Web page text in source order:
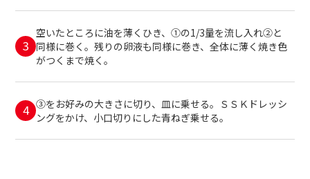
空いたところに油を薄くひき、①の1/3量を流し入れ②と
同様に巻く。残りの卵液も同様に巻き、全体に薄く焼き色
がつくまで焼く。
③をお好みの大きさに切り、皿に乗せる。ＳＳＫドレッシ
ングをかけ、小口切りにした青ねぎ乗せる。